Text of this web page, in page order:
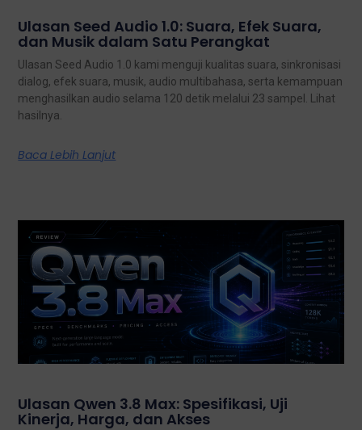
Ulasan Seed Audio 1.0: Suara, Efek Suara,
dan Musik dalam Satu Perangkat
Ulasan Seed Audio 1.0 kami menguji kualitas suara, sinkronisasi
dialog, efek suara, musik, audio multibahasa, serta kemampuan
menghasilkan audio selama 120 detik melalui 23 sampel. Lihat
hasilnya.
Baca Lebih Lanjut
Ulasan Qwen 3.8 Max: Spesifikasi, Uji
Kinerja, Harga, dan Akses